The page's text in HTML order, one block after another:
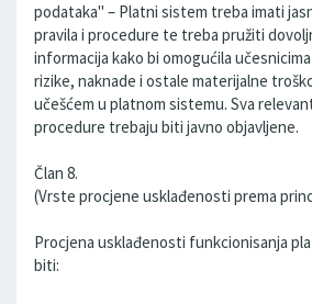
podataka" – Platni sistem treba imati
pravila i procedure te treba pružiti
informacija kako bi omogućila
rizike, naknade i ostale materijalne
učešćem u platnom sistemu. Sva
procedure trebaju biti javno objavljene.
Član 8.
(Vrste procjene usklađenosti prema
Procjena usklađenosti funkcionisanja
biti: